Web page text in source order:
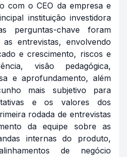
com o CEO da empresa e
instituição investidora
perguntas-chave foram
entrevistas, envolvendo
e crescimento, riscos e
visão pedagógica,
e aprofundamento, além
mais subjetivo para
e os valores dos
rodada de entrevistas
da equipe sobre as
internas do produto,
de negócio